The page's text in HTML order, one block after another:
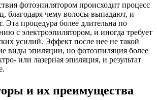
фотоэпилятором происходит процесс
благодаря чему волосы выпадают, и
Эта процедура более длительна по
с электроэпилятором, и иногда требует
усилий. Эффект после нее не такой
виды эпиляции, но фотоэпиляция более
или лазерная эпиляция, и результат
и их преимущества